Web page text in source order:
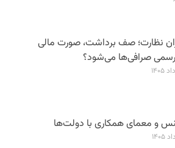
نظارت؛ صف برداشت، صورت مالی
صرافی‌ها می‌شود؟
و معمای همکاری با دولت‌ها